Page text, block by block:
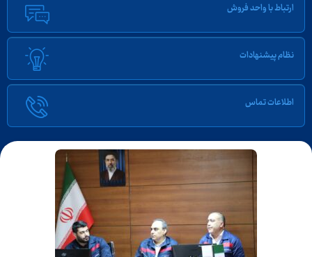
ارتباط با واحد فروش
نظام پیشنهادات
اطلاعات تماس